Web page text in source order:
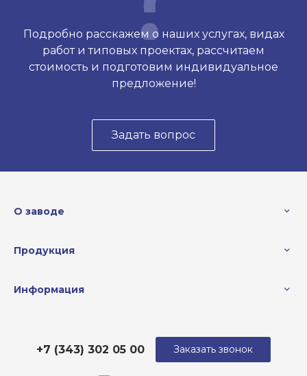
Подробно расскажем о наших услугах, видах
работ и типовых проектах, рассчитаем
стоимость и подготовим индивидуальное
предложение!
Задать вопрос
О заводе
Продукция
Информация
+7 (343) 302 05 00 Заказать звонок